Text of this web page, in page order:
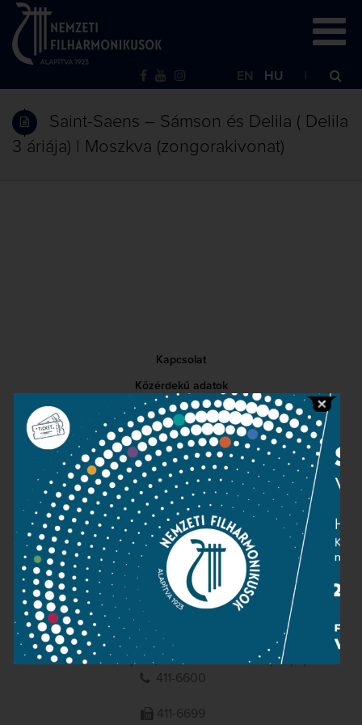
EN HU
Saint-Saens – Sámson és Delila ( Delila
3 áriája) | Moszkva (zongorakivonat)
Kapcsolat
Közérdekű adatok
Sajtószoba
Adatvédelem
Impresszum
NEMZETI
FILHARMONIKUSOK
1095 Budapest, Komor Marcell u. 1. (Müpa)
411-6600
411-6699